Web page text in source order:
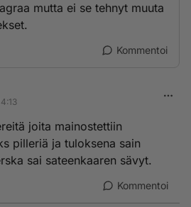
mutta ei se tehnyt muuta
Kommentoi
joita mainostettiin
pilleriä ja tuloksena sain
sai sateenkaaren sävyt.
Kommentoi